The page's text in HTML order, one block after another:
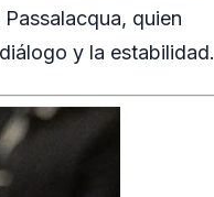
quien
y la estabilidad.